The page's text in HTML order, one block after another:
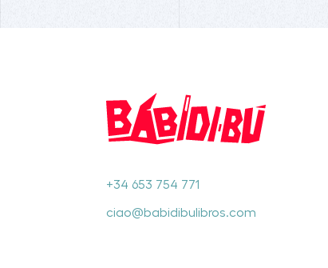
+34 653 754 771
ciao@babidibulibros.com